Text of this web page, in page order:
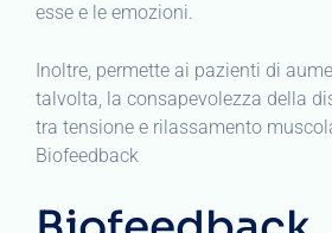
esse e le emozioni.
Inoltre, permette ai pazienti di
talvolta, la consapevolezza della
tra tensione e rilassamento
Biofeedback